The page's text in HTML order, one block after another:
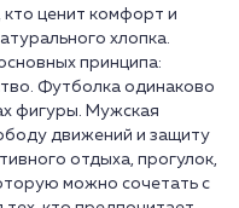
ценит комфорт и
хлопка.
принципа:
Футболка одинаково
фигуры. Мужская
движений и защиту
отдыха, прогулок,
можно сочетать с